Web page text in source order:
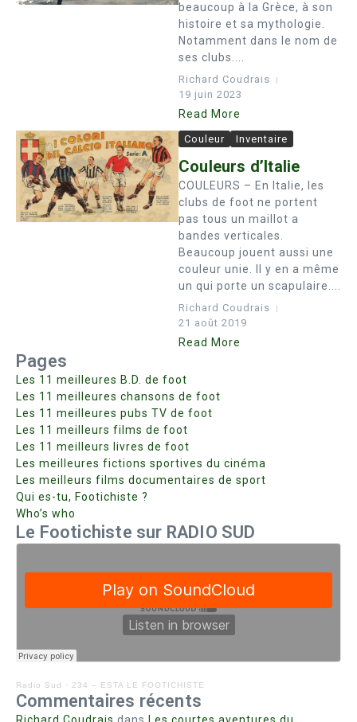
beaucoup à la Grèce, à son
histoire et sa mythologie.
Notamment dans le nom de
ses clubs....
Richard Coudrais
19 juin 2023
Read More
Couleur Inventaire
Couleurs d’Italie
COULEURS – En Italie, les
clubs de foot ne portent
pas tous un maillot a
bandes verticales.
Beaucoup jouent aussi une
couleur unie. Il y en a même
un qui porte un scapulaire....
Richard Coudrais
21 août 2019
Read More
Pages
Les 11 meilleures B.D. de foot
Les 11 meilleures chansons de foot
Les 11 meilleures pubs TV de foot
Les 11 meilleurs films de foot
Les 11 meilleurs livres de foot
Les meilleures fictions sportives du cinéma
Les meilleurs films documentaires de sport
Qui es-tu, Footichiste ?
Who’s who
Le Footichiste sur RADIO SUD
Radio Sud · 234 – ESTA LE FOOTICHISTE
Commentaires récents